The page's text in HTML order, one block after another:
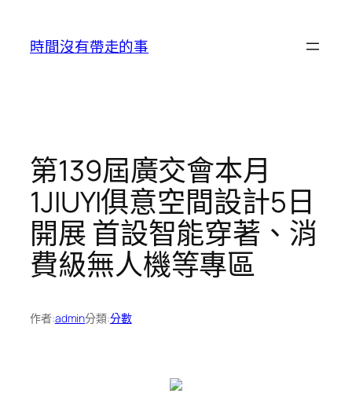
時間沒有帶走的事
第139屆廣交會本月
1JIUYI俱意空間設計5日
開展 首設智能穿著、消
費級無人機等專區
作者:admin分類:分數